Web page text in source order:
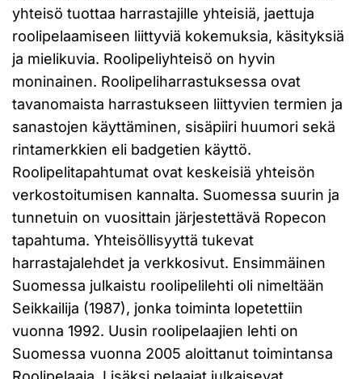
yhteisö tuottaa harrastajille yhteisiä, jaettuja
roolipelaamiseen liittyviä kokemuksia, käsityksiä
ja mielikuvia. Roolipeliyhteisö on hyvin
moninainen. Roolipeliharrastuksessa ovat
tavanomaista harrastukseen liittyvien termien ja
sanastojen käyttäminen, sisäpiiri huumori sekä
rintamerkkien eli badgetien käyttö.
Roolipelitapahtumat ovat keskeisiä yhteisön
verkostoitumisen kannalta. Suomessa suurin ja
tunnetuin on vuosittain järjestettävä Ropecon
tapahtuma. Yhteisöllisyyttä tukevat
harrastajalehdet ja verkkosivut. Ensimmäinen
Suomessa julkaistu roolipelilehti oli nimeltään
Seikkailija (1987), jonka toiminta lopetettiin
vuonna 1992. Uusin roolipelaajien lehti on
Suomessa vuonna 2005 aloittanut toimintansa